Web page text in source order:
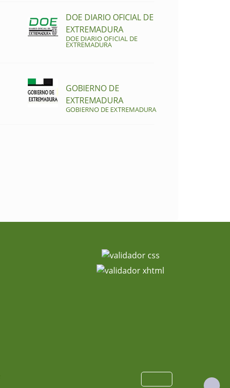
DOE DIARIO OFICIAL DE
EXTREMADURA
DOE DIARIO OFICIAL DE
EXTREMADURA
GOBIERNO DE
EXTREMADURA
GOBIERNO DE EXTREMADURA